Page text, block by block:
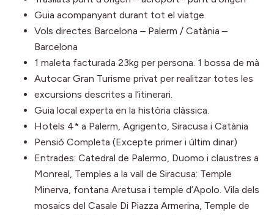
Guia acompanyant durant tot el viatge.
Vols directes Barcelona – Palerm / Catània –
Barcelona
1 maleta facturada 23kg per persona. 1 bossa de mà
Autocar Gran Turisme privat per realitzar totes les
excursions descrites a l’itinerari.
Guia local experta en la història clàssica.
Hotels 4* a Palerm, Agrigento, Siracusa i Catània
Pensió Completa (Excepte primer i últim dinar)
Entrades: Catedral de Palermo, Duomo i claustres a
Monreal, Temples a la vall de Siracusa: Temple
Minerva, fontana Aretusa i temple d’Apolo. Vila dels
mosaics del Casale Di Piazza Armerina, Temple de